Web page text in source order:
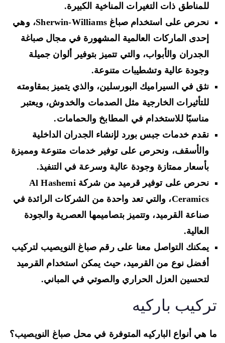
للمناطق ذات التغيرات المناخية الكبيرة.
نحرص على استخدام صباغ Sherwin-Williams، وهي
إحدى الماركات العالمية المشهورة في مجال صباغة
الجدران والأبواب، والتي تتميز بتوفير ألوان جميلة
وجودة عالية وتشطيبات متنوعة.
نثق في السيراميك البورسلين، والذي يتميز بمقاومته
للتأثيرات الخارجية مثل الصدمات والخدوش، ويعتبر
مناسبًا للاستخدام في المطابخ والحمامات.
نقدم خدمات جبس بورد لإنشاء الجدران الداخلية
والأسقف، ونحرص على توفير خدمات متنوعة ومميزة
بأسعار ممتازة وجودة عالية وسرعة في التنفيذ.
نحرص على توفير قرميد من شركة Al Hashemi
Ceramics، والتي تعد واحدة من الشركات الرائدة في
صناعة القرميد، وتتميز بتصاميمها العصرية والجودة
العالية.
يمكنك التواصل معنا على رقم صباغ النويصيب لتركيب
أفضل نوع من القرميد، حيث يمكن استخدام القرميد
لتحسين العزل الحراري والصوتي في المباني.
باركيه
هي أنواع الباركيه المتوفرة في محل صباغ النويصيب؟